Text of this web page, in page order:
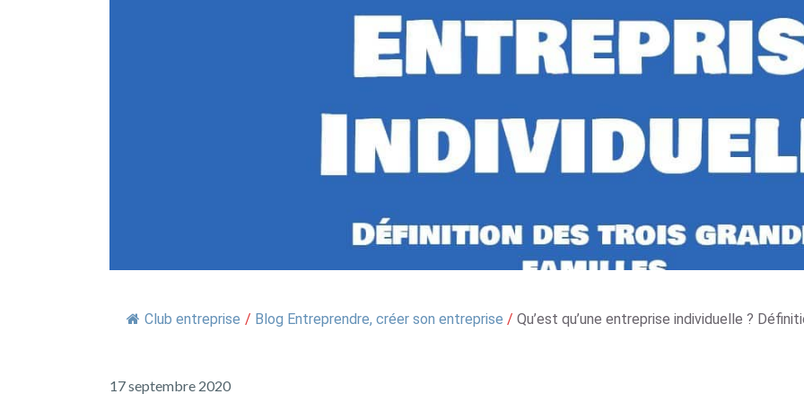
Club entreprise / Blog Entreprendre, créer son entreprise / Qu’est qu’une entreprise individuelle ?
17 septembre 2020